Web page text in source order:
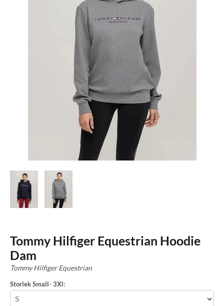
Tommy Hilfiger Equestrian Hoodie
Dam
Tommy Hilfiger Equestrian
Storlek Small- 3Xl: